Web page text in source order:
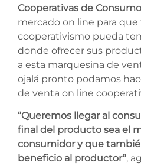
Cooperativas de Consumo
mercado on line para que
cooperativismo pueda
donde ofrecer sus
a esta marquesina de
ojalá pronto podamos
de venta on line
“Queremos llegar al
final del producto sea el
consumidor y que
beneficio al productor”,